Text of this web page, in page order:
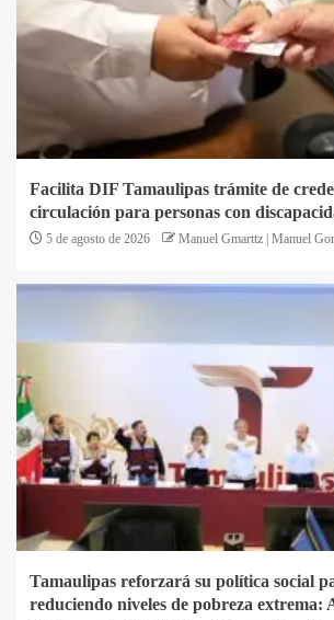
Facilita DIF Tamaulipas trámite de
circulación para personas con
5 de agosto de 2026 Manuel Gmarttz | Manuel
Tamaulipas reforzará su política social
reduciendo niveles de pobreza extrema: